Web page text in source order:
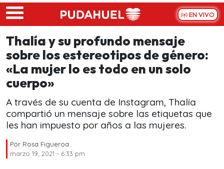
Skip to main content
EN VIVO
Thalía y su profundo mensaje
sobre los estereotipos de género:
«La mujer lo es todo en un solo
cuerpo»
A través de su cuenta de Instagram, Thalía
compartió un mensaje sobre las etiquetas que
les han impuesto por años a las mujeres.
Por Rosa Figueroa
marzo 19, 2021 - 6:33 pm